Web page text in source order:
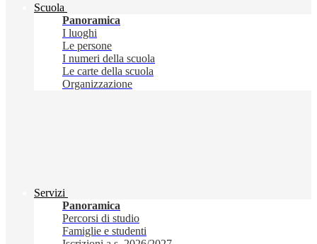
Scuola
Panoramica
I luoghi
Le persone
I numeri della scuola
Le carte della scuola
Organizzazione
Servizi
Panoramica
Percorsi di studio
Famiglie e studenti